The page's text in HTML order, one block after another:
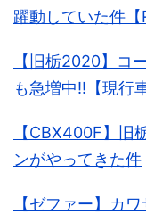
躍動していた件【
【旧栃2020】コ
も急増中!!【現行車
【CBX400F】旧
ンがやってきた件
【ゼファー】カ